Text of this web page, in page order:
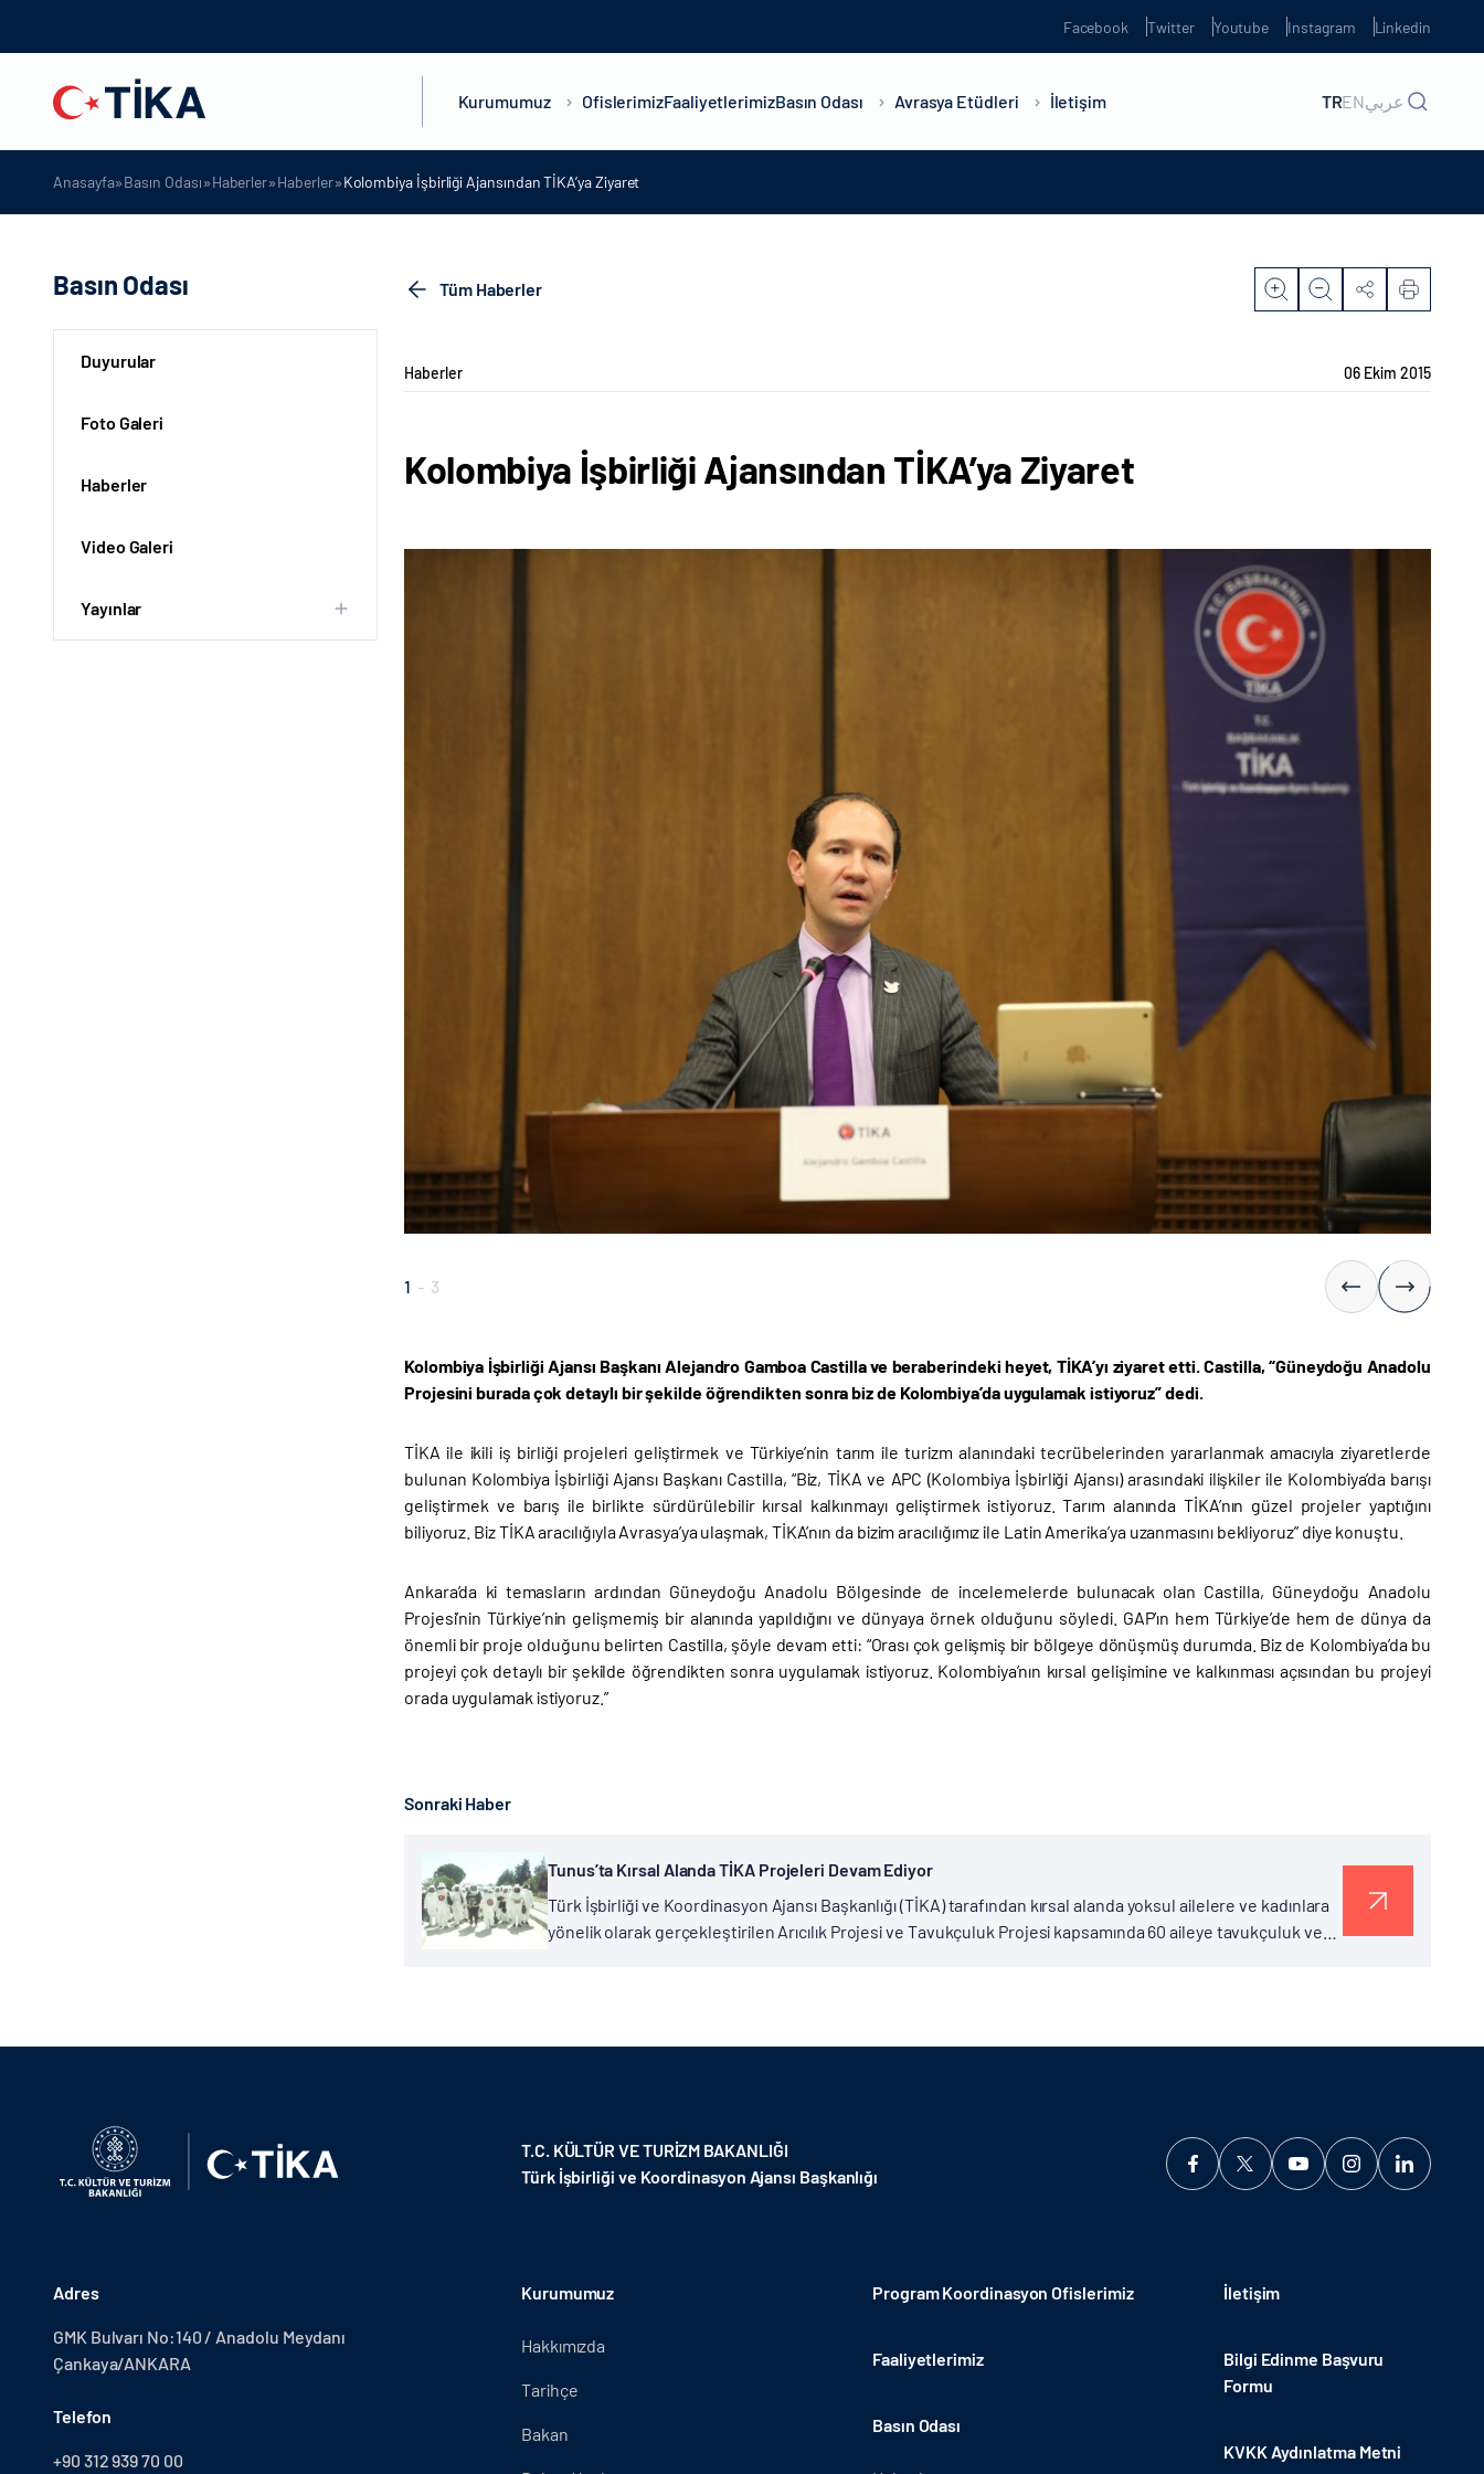
Facebook Twitter Youtube Instagram Linkedin
Kurumumuz OfislerimizFaaliyetlerimizBasın Odası Avrasya Etüdleri İletişim TRENعربي
Anasayfa»Basın Odası»Haberler»Haberler»Kolombiya İşbirliği Ajansından TİKA’ya Ziyaret
Basın Odası
Duyurular
Foto Galeri
Haberler
Video Galeri
Yayınlar
Tüm Haberler
Haberler 06 Ekim 2015
Kolombiya İşbirliği Ajansından TİKA’ya Ziyaret
1 - 3
Kolombiya İşbirliği Ajansı Başkanı Alejandro Gamboa Castilla ve beraberindeki heyet, TİKA’yı ziyaret etti. Castilla, “Güneydoğu Anadolu
Projesini burada çok detaylı bir şekilde öğrendikten sonra biz de Kolombiya’da uygulamak istiyoruz” dedi.
TİKA ile ikili iş birliği projeleri geliştirmek ve Türkiye’nin tarım ile turizm alanındaki tecrübelerinden yararlanmak amacıyla ziyaretlerde
bulunan Kolombiya İşbirliği Ajansı Başkanı Castilla, “Biz, TİKA ve APC (Kolombiya İşbirliği Ajansı) arasındaki ilişkiler ile Kolombiya’da barışı
geliştirmek ve barış ile birlikte sürdürülebilir kırsal kalkınmayı geliştirmek istiyoruz. Tarım alanında TİKA’nın güzel projeler yaptığını
biliyoruz. Biz TİKA aracılığıyla Avrasya’ya ulaşmak, TİKA’nın da bizim aracılığımız ile Latin Amerika’ya uzanmasını bekliyoruz” diye konuştu.
Ankara’da ki temasların ardından Güneydoğu Anadolu Bölgesinde de incelemelerde bulunacak olan Castilla, Güneydoğu Anadolu
Projesi’nin Türkiye’nin gelişmemiş bir alanında yapıldığını ve dünyaya örnek olduğunu söyledi. GAP’ın hem Türkiye’de hem de dünya da
önemli bir proje olduğunu belirten Castilla, şöyle devam etti: “Orası çok gelişmiş bir bölgeye dönüşmüş durumda. Biz de Kolombiya’da bu
projeyi çok detaylı bir şekilde öğrendikten sonra uygulamak istiyoruz. Kolombiya’nın kırsal gelişimine ve kalkınması açısından bu projeyi
orada uygulamak istiyoruz.”
Sonraki Haber
Tunus’ta Kırsal Alanda TİKA Projeleri Devam Ediyor
Türk İşbirliği ve Koordinasyon Ajansı Başkanlığı (TİKA) tarafından kırsal alanda yoksul ailelere ve kadınlara
yönelik olarak gerçekleştirilen Arıcılık Projesi ve Tavukçuluk Projesi kapsamında 60 aileye tavukçuluk ve
T.C. KÜLTÜR VE TURİZM BAKANLIĞI
Türk İşbirliği ve Koordinasyon Ajansı Başkanlığı
Adres
GMK Bulvarı No:140 / Anadolu Meydanı
Çankaya/ANKARA
Telefon
+90 312 939 70 00
Kurumumuz
Hakkımızda
Tarihçe
Bakan
Program Koordinasyon Ofislerimiz
Faaliyetlerimiz
Basın Odası
İletişim
Bilgi Edinme Başvuru
Formu
KVKK Aydınlatma Metni